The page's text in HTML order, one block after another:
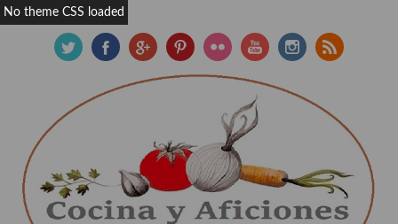
No theme CSS loaded